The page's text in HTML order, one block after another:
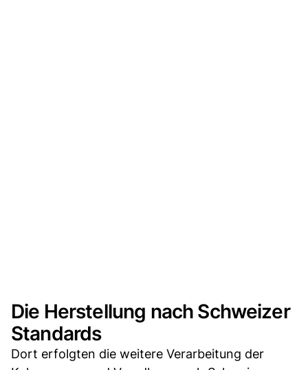
Die Herstellung nach Schweizer
Standards
Dort erfolgten die weitere Verarbeitung der